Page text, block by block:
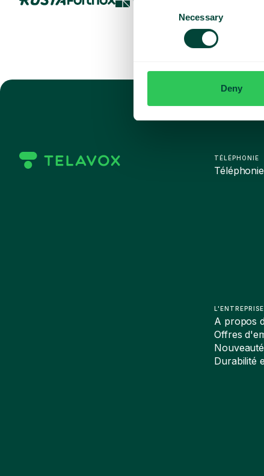
Necessary
Deny
TÉLÉPHONIE
L'ENTREPRISE
A propos
Offres
Durabilité